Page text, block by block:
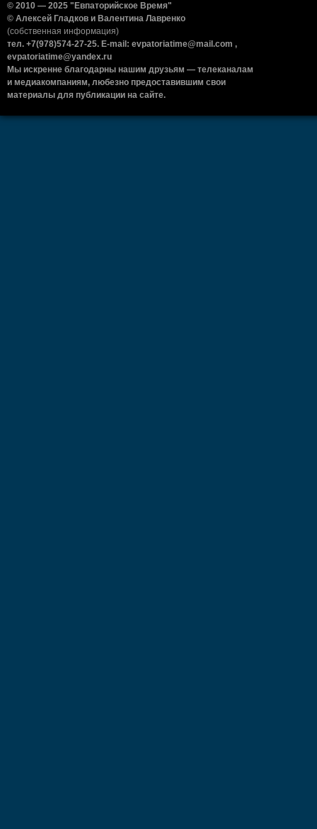
© 2010 — 2025 "Евпаторийское Время"
© Алексей Гладков и Валентина Лавренко
(собственная информация)
тел. +7(978)574-27-25. E-mail: evpatoriatime@mail.com ,
evpatoriatime@yandex.ru
Мы искренне благодарны нашим друзьям — телеканалам
и медиакомпаниям, любезно предоставившим свои
материалы для публикации на сайте.